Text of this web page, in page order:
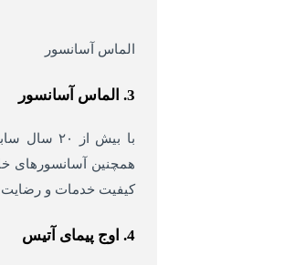
الماس آسانسور
3. الماس آسانسور
با بیش
همچنین آسانسورهای
کیفیت خدمات و
4. اوج پیمای آتیس